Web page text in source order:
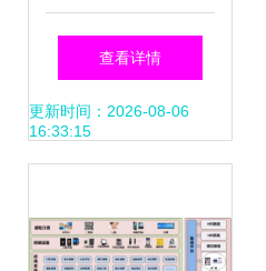
购的三大误区 避开
陷阱，提升考勤效
查看详情
更新时间：2026-08-06
16:33:15